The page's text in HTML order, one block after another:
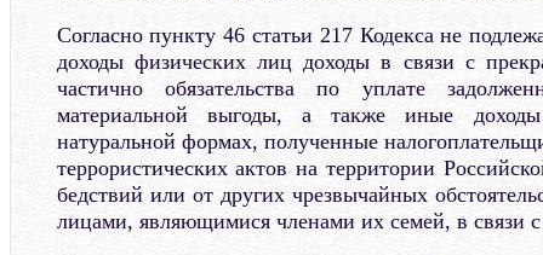
Согласно пункту 46 статьи 217 Кодекса не
доходы физических лиц доходы в связи с
частично обязательства по уплате
материальной выгоды, а также иные
натуральной формах, полученные
террористических актов на территории
бедствий или от других чрезвычайных
лицами, являющимися членами их семей, в связи